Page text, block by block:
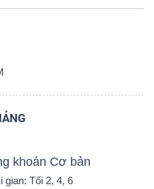
khoán Cơ bản
gian: Tối 2, 4, 6